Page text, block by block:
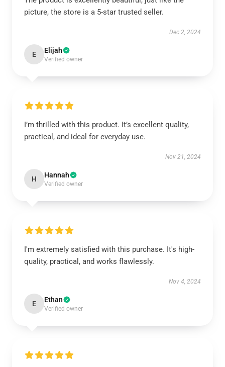
picture, the store is a 5-star trusted seller.
Dec 2, 2024
E Elijah
Verified owner
I’m thrilled with this product. It’s excellent quality,
practical, and ideal for everyday use.
Nov 21, 2024
H Hannah
Verified owner
I'm extremely satisfied with this purchase. It's high-
quality, practical, and works flawlessly.
Nov 4, 2024
E Ethan
Verified owner